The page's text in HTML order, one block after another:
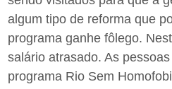
algum tipo de reforma que
programa ganhe fôlego.
salário atrasado. As
programa Rio Sem